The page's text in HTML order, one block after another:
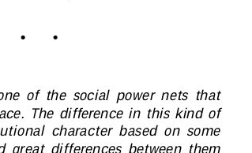
of  the  social  power  nets  that
The difference in this kind of
character  based  on  some
•     •